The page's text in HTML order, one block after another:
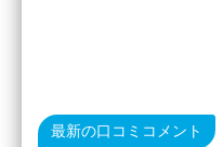
最新の口コミコメント